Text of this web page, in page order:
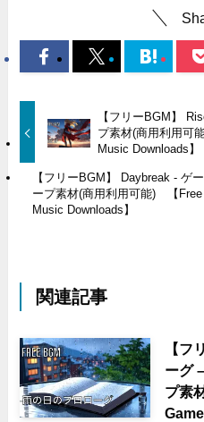
【フリーBGM】
プ素材(商用利用可
Music Downloads】
【フリーBGM】 Daybreak - ゲ
ープ素材(商用利用可能) 【Free
Music Downloads】
関連記事
【フ
ーグ
プ素